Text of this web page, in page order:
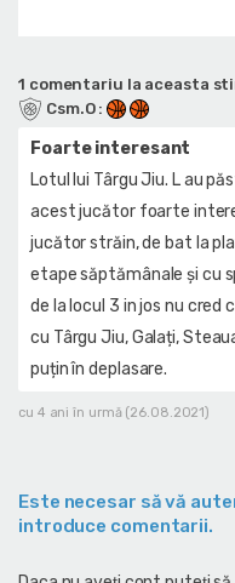
1 comentariu la aceasta
Csm.O :
Foarte interesant
Lotul lui Târgu Jiu. L au
acest jucător foarte
jucător străin, de bat la
etape săptămânale și cu
de la locul 3 in jos nu cred
cu Târgu Jiu, Galați,
puțin în deplasare.
cu 4 ani în urmă (26.08.2021)
Este necesar să vă
introduce comentarii.